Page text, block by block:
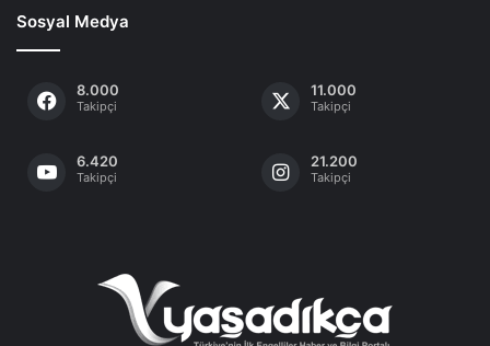
Sosyal Medya
8.000
Takipçi
11.000
Takipçi
6.420
Takipçi
21.200
Takipçi